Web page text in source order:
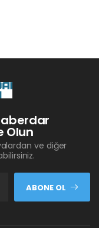
Olun
ve diğer
ABONE OL